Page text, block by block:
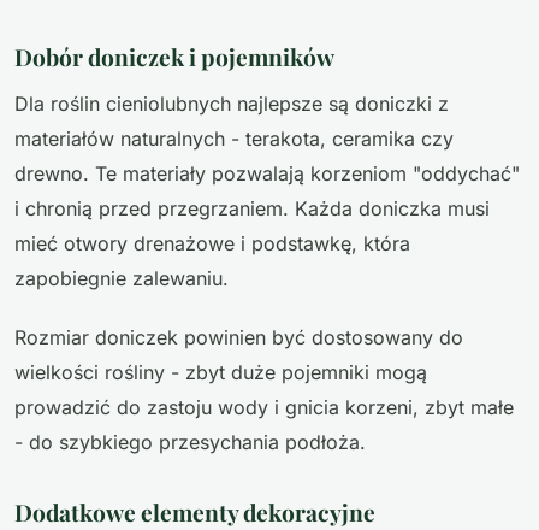
Dobór doniczek i pojemników
Dla roślin cieniolubnych najlepsze są doniczki z
materiałów naturalnych - terakota, ceramika czy
drewno. Te materiały pozwalają korzeniom "oddychać"
i chronią przed przegrzaniem. Każda doniczka musi
mieć otwory drenażowe i podstawkę, która
zapobiegnie zalewaniu.
Rozmiar doniczek powinien być dostosowany do
wielkości rośliny - zbyt duże pojemniki mogą
prowadzić do zastoju wody i gnicia korzeni, zbyt małe
- do szybkiego przesychania podłoża.
Dodatkowe elementy dekoracyjne